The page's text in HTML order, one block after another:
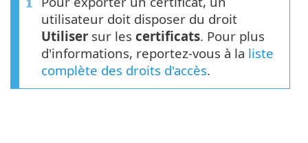
utilisateur doit disposer du droit
Utiliser sur les certificats. Pour plus
d'informations, reportez-vous à la liste
complète des droits d'accès.